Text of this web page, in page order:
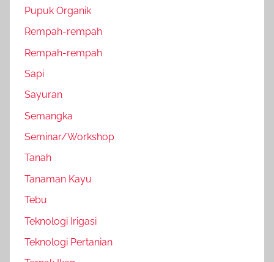
Pupuk Organik
Rempah-rempah
Rempah-rempah
Sapi
Sayuran
Semangka
Seminar/Workshop
Tanah
Tanaman Kayu
Tebu
Teknologi Irigasi
Teknologi Pertanian